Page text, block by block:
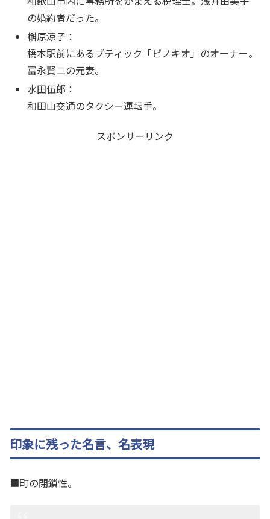
の婚約者だった。
榊原涼子：
橋本駅前にあるブティック「ピノキオ」のオーナー。
富永賢二の元妻。
水田伍郎：
和田山交通のタクシー運転手。
スポンサーリンク
印象に残った名言、名表現
■町の閉鎖性。